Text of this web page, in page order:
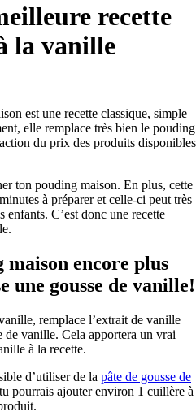
recette
la vanille
est une recette classique, simple
elle remplace très bien le pouding
du prix des produits disponibles
ton pouding maison. En plus, cette
à préparer et celle-ci peut très
enfants. C’est donc une recette
encore plus
une gousse de vanille!
remplace l’extrait de vanille
de vanille. Cela apportera un vrai
à la recette.
d’utiliser de la pâte de gousse de
pourrais ajouter environ 1 cuillère à